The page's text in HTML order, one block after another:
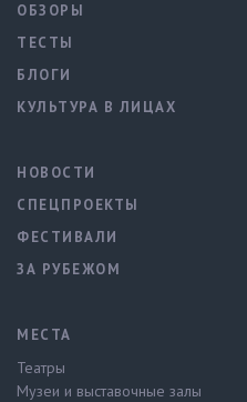
ОБЗОРЫ
ТЕСТЫ
БЛОГИ
КУЛЬТУРА В ЛИЦАХ
НОВОСТИ
СПЕЦПРОЕКТЫ
ФЕСТИВАЛИ
ЗА РУБЕЖОМ
МЕСТА
Театры
Музеи и выставочные залы